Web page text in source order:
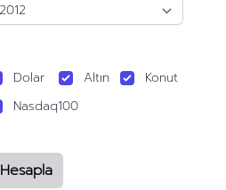
Dolar Altın
Konut
Nasdaq100
Hesapla